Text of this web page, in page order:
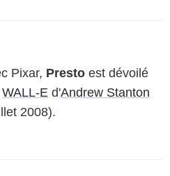
Pixar, Presto est dévoilé
WALL-E d'Andrew Stanton
2008).